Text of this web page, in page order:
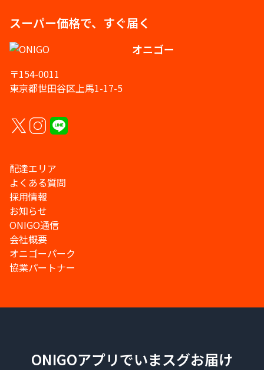
スーパー価格で、すぐ届く
オニゴー
〒154-0011
東京都世田谷区上馬1-17-5
配達エリア
よくある質問
採用情報
お知らせ
ONIGO通信
会社概要
オニゴーパーク
協業パートナー
ONIGOアプリでいまスグお届け